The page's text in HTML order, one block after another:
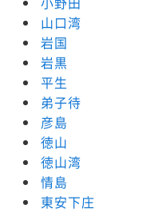
山口湾
岩国
岩黒
平生
弟子待
彦島
徳山
徳山湾
情島
東安下庄